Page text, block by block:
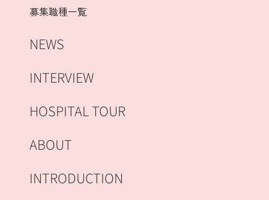
募集職種一覧
NEWS
INTERVIEW
HOSPITAL TOUR
ABOUT
INTRODUCTION